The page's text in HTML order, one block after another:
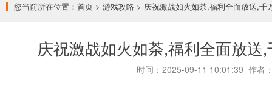
您当前所在位置： 首页 > 游戏攻略 > 庆祝激战如火如荼,福利全面放送,千
庆祝激战如火如荼,福利全面放
时间：2025-09-11 10:01:39 作者